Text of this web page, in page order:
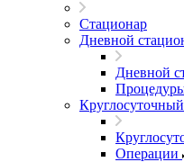
Стационар
Дневной
Дневной
Операции